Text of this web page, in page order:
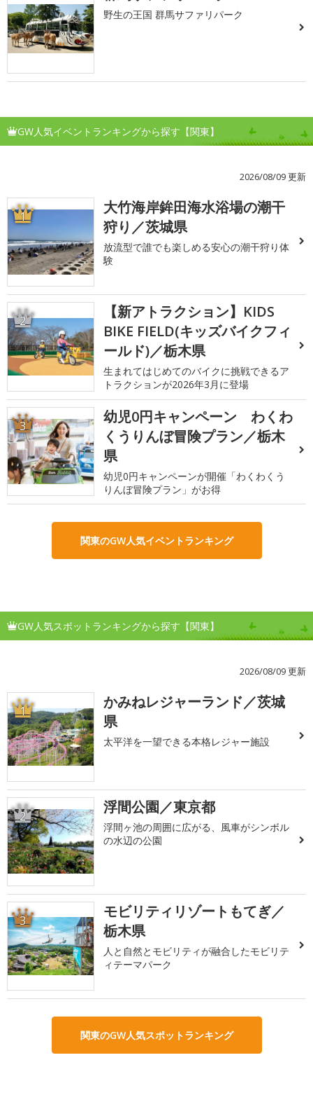
野生の王国 群馬サファリパーク
GW人気イベントランキングから探す【関東】
2026/08/09 更新
1
大竹海岸鉾田海水浴場の潮干
狩り／茨城県
放流型で誰でも楽しめる安心の潮干狩り体
験
2
【新アトラクション】KIDS
BIKE FIELD(キッズバイクフィ
ールド)／栃木県
生まれてはじめてのバイクに挑戦できるア
トラクションが2026年3月に登場
3
幼児0円キャンペーン わくわ
くうりんぼ冒険プラン／栃木
県
幼児0円キャンペーンが開催「わくわくう
りんぼ冒険プラン」がお得
関東のGW人気イベントランキング
GW人気スポットランキングから探す【関東】
2026/08/09 更新
1
かみねレジャーランド／茨城
県
太平洋を一望できる本格レジャー施設
2 浮間公園／東京都
浮間ヶ池の周囲に広がる、風車がシンボル
の水辺の公園
3
モビリティリゾートもてぎ／
栃木県
人と自然とモビリティが融合したモビリテ
ィテーマパーク
関東のGW人気スポットランキング